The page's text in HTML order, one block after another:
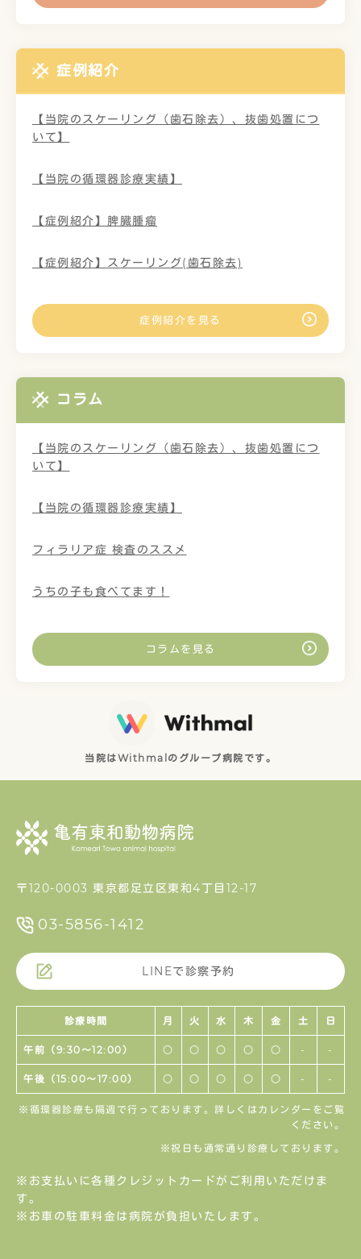
症例紹介
【当院のスケーリング（歯石除去）、抜歯処置につ
いて】
【当院の循環器診療実績】
【症例紹介】脾臓腫瘤
【症例紹介】スケーリング(歯石除去)
症例紹介を見る
コラム
【当院のスケーリング（歯石除去）、抜歯処置につ
いて】
【当院の循環器診療実績】
フィラリア症 検査のススメ
うちの子も食べてます！
コラムを見る
当院はWithmalのグループ病院です。
〒120-0003 東京都足立区東和4丁目12-17
03-5856-1412
LINEで診察予約
診療時間 月 火 水 木 金 土 日
午前（9:30〜12:00） ○ ○ ○ ○ ○ - -
午後（15:00〜17:00） ○ ○ ○ ○ ○ - -
※循環器診療も隔週で行っております。詳しくはカレンダーをご覧
ください。
※祝日も通常通り診療しております。
※お支払いに各種クレジットカードがご利用いただけま
す。
※お車の駐車料金は病院が負担いたします。